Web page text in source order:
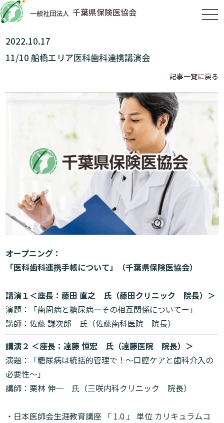
一般社団法人 千葉県保険医協会
2022.10.17
11/10 船橋エリア医科歯科連携講演会
記事一覧に戻る
オープニング：
「医科歯科連携手帳について」（千葉県保険医協会）
講演１＜座長：藤田 直之 氏（藤田クリニック 院長）＞
演題：「歯周病と糖尿病―その相互関係についてー」
講師：佐藤 謙次郎 氏（佐藤歯科医院 院長）
講演２ ＜座長：遠藤 恒宏 氏（遠藤医院 院長）＞
演題：「糖尿病は統括的管理で！～口腔ケアと歯科介入の
必要性～」
講師：栗林 伸一 氏（三咲内科クリニック 院長）
・日本医師会生涯教育講座 「 1.0 」 単位 カリキュラムコ